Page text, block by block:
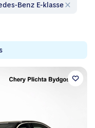
Benz E-klasse